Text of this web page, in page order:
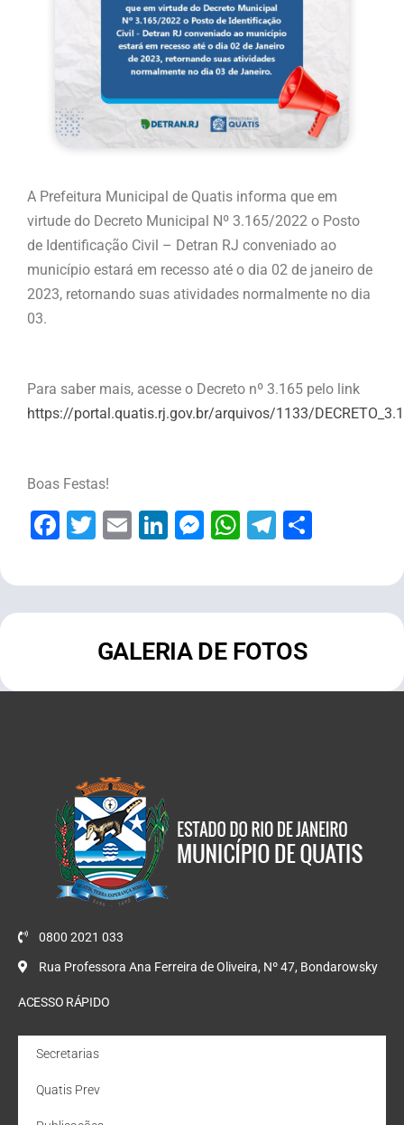
A Prefeitura Municipal de Quatis informa que em
virtude do Decreto Municipal Nº 3.165/2022 o Posto
de Identificação Civil – Detran RJ conveniado ao
município estará em recesso até o dia 02 de janeiro de
2023, retornando suas atividades normalmente no dia
03.
Para saber mais, acesse o Decreto nº 3.165 pelo link
https://portal.quatis.rj.gov.br/arquivos/1133/
Boas Festas!
Facebook
Twitter
EmailLinkedIn
Messenger
WhatsApp
Telegram
GALERIA DE FOTOS
0800 2021 033
Rua Professora Ana Ferreira de Oliveira, Nº 47, Bondarowsky
ACESSO RÁPIDO
Secretarias
Quatis Prev